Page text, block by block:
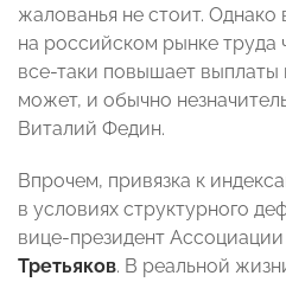
жалованья не стоит. Однако
на российском рынке труда
все-таки повышает выплаты
может, и обычно
Виталий Федин.
Впрочем, привязка к
в условиях структурного
вице-президент
Третьяков. В реальной